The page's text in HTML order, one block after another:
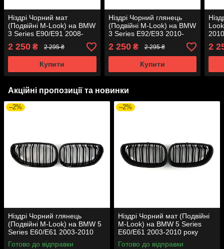
Ніздрі Чорний мат
(Подвійні M-Look) на BMW
3 Series E90/E91 2008-
2012 року
2 250 ₴ 2 295 ₴
Купити
Ніздрі Чорний глянець
(Подвійні M-Look) на BMW
3 Series E92/E93 2010-
2013 року
2 250₴ 2 295 ₴
Купити
2
Акційні пропозиції та новинки
–2%
Ніздрі Чорний глянець
(Подвійні M-Look) на BMW 5
Series E60/E61 2003-2010
року
Готово до відправки
–2%
Ніздрі Чорний мат (Подвійні
M-Look) на BMW 5 Series
E60/E61 2003-2010 року
Готово до відправки